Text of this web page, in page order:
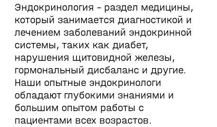
Эндокринология – раздел медицины,
который занимается диагностикой и
лечением заболеваний эндокринной
системы, таких как диабет,
нарушения щитовидной железы,
гормональный дисбаланс и другие.
Наши опытные эндокринологи
обладают глубокими знаниями и
большим опытом работы с
пациентами всех возрастов.